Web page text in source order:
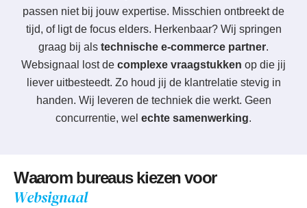
passen niet bij jouw expertise. Misschien ontbreekt de
tijd, of ligt de focus elders. Herkenbaar? Wij springen
graag bij als technische e-commerce partner.
Websignaal lost de complexe vraagstukken op die jij
liever uitbesteedt. Zo houd jij de klantrelatie stevig in
handen. Wij leveren de techniek die werkt. Geen
concurrentie, wel echte samenwerking.
Waarom bureaus kiezen voor
Websignaal